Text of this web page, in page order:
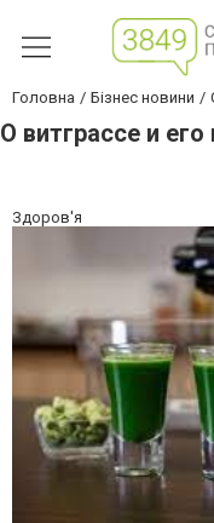
Головна Бізнес новини
О витграссе и его
Здоров'я